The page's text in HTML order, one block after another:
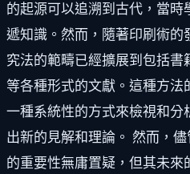
的起源可以追溯到古代，當
遞知識。然而，隨著印刷術的
究法的範疇已經擴展到包括書
等各種形式的文獻。這種方
一種系統性的方式來檢視和分
出新的見解和理論。 然而，
的重要性無庸置疑，但其未來